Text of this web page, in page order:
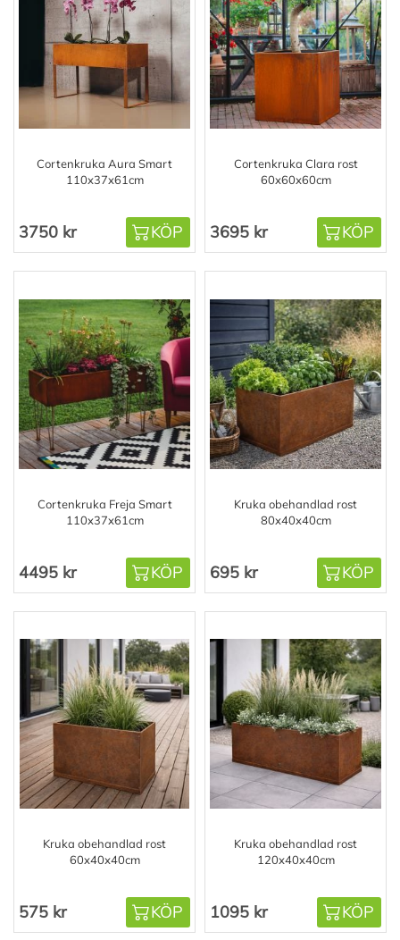
Cortenkruka Aura Smart
110x37x61cm
3750 kr KÖP
Cortenkruka Clara rost
60x60x60cm
3695 kr KÖP
Cortenkruka Freja Smart
110x37x61cm
4495 kr KÖP
Kruka obehandlad rost
80x40x40cm
695 kr KÖP
Kruka obehandlad rost
60x40x40cm
575 kr KÖP
Kruka obehandlad rost
120x40x40cm
1095 kr KÖP